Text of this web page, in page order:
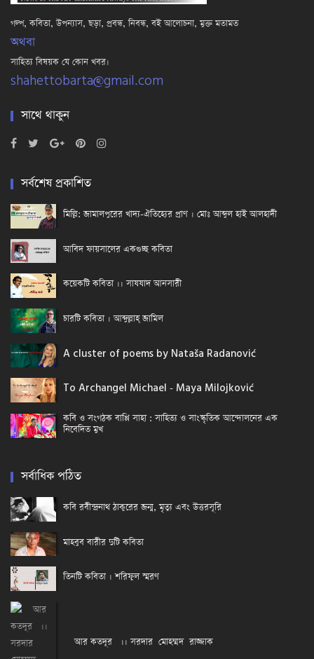
গল্প, কবিতা, উপন্যাস, ছড়া, প্রবন্ধ, নিবন্ধ, বই আলোচনা, মুক্ত মতামত
অথবা
সাহিত্য বিষয়ক যে কোন খবর।
shahettobarta@gmail.com
সাথে থাকুন
সর্বশেষ প্রকাশিত
মিল্লি: জামালপুরের খাদ্য-ঐতিহ্যের প্রাণ । মোঃ আব্দুল হাই আলহাদী
আবিদ ফায়সালের একগুচ্ছ কবিতা
কয়েকটি কবিতা ।। সাযযাদ আনসারী
চারটি কবিতা । আব্দুল্লাহ্ জামিল
A cluster of poems by Nataša Radanović
To Archangel Michael - Maya Milojković
কবি ও সংগঠক বাপ্পি সাহা : সাহিত্য ও সাংস্কৃতিক আন্দোলনের এক
নিবেদিত মুখ
সর্বাধিক পঠিত
কবি রবীন্দ্রনাথ ঠাকুরের জন্ম, মৃত্যু এবং উত্তরসূরি
মাহবুব বারীর দুটি কবিতা
তিনটি কবিতা । শরিফুল স্মরণ
আর কতদূর ।। সরদার মোহম্মদ রাজ্জাক